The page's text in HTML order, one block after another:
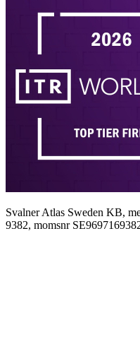
Svalner Atlas Sweden KB,
9382, momsnr